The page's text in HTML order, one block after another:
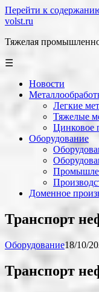
Перейти к
volst.ru
Тяжелая
☰
Новости
Легкие
Тяжелые
Цинковое
Оборудование
Доменное
Транспорт
Оборудование18/10/
Транспорт